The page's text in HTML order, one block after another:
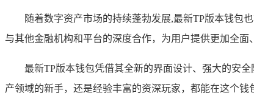
随着数字资产市场的持续蓬勃发展,最新TP版本钱包
与其他金融机构和平台的深度合作，为用户提供更加全面
最新TP版本钱包凭借其全新的界面设计、强大的安
产领域的新手，还是经验丰富的资深玩家，都能在这个